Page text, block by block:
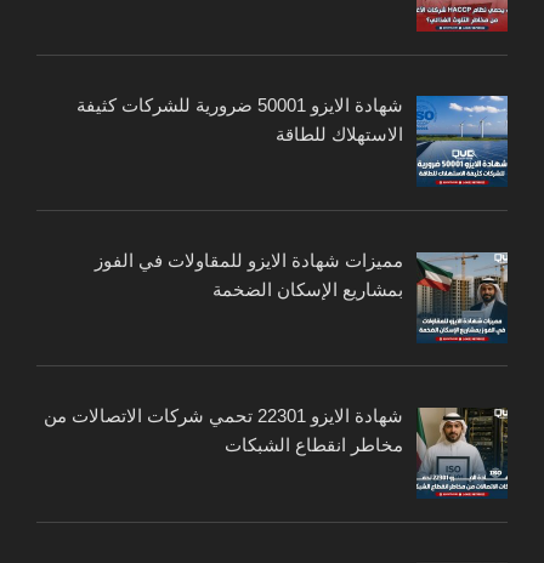
شهادة الايزو 50001 ضرورية للشركات كثيفة
الاستهلاك للطاقة
مميزات شهادة الايزو للمقاولات في الفوز
بمشاريع الإسكان الضخمة
شهادة الايزو 22301 تحمي شركات الاتصالات من
مخاطر انقطاع الشبكات